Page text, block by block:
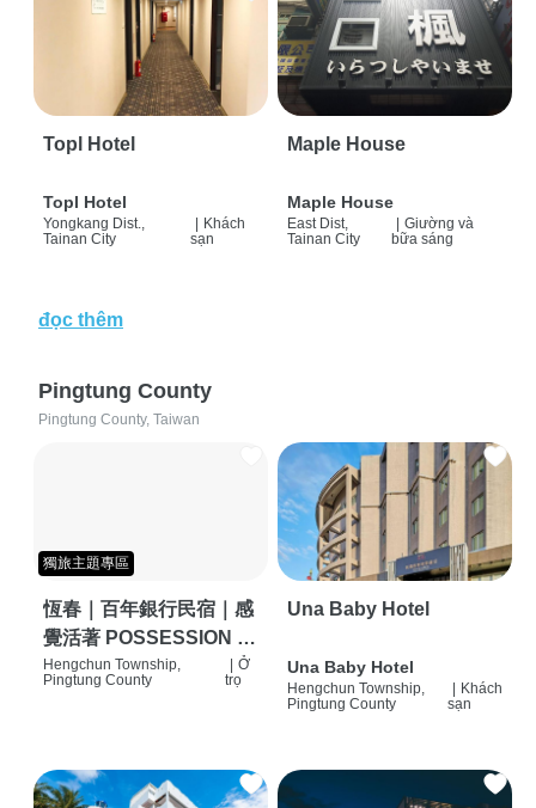
Topl Hotel
Topl Hotel
Yongkang Dist.,
Tainan City
| Khách
sạn
Maple House
Maple House
East Dist,
Tainan City
| Giường và
bữa sáng
đọc thêm
Pingtung County
Pingtung County, Taiwan
獨旅主題專區
恆春｜百年銀行民宿｜感
覺活著 POSSESSION |
背包客棧 | 恆春必住特色
Hengchun Township,
Pingtung County
Ở
trọ
Una Baby Hotel
Una Baby Hotel
Hengchun Township,
Pingtung County
Khách
sạn